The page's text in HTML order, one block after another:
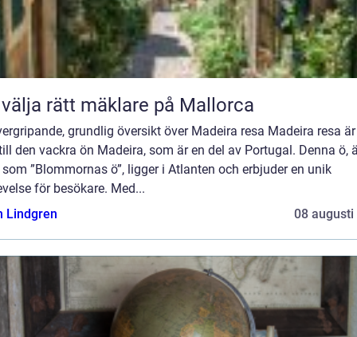
rätt mäklare på Mallorca
grundlig översikt över Madeira resa Madeira resa
den vackra ön Madeira, som är en del av Portugal. Denna ö,
”Blommornas ö”, ligger i Atlanten och erbjuder en unik
för besökare. Med...
Lindgren
08 augusti